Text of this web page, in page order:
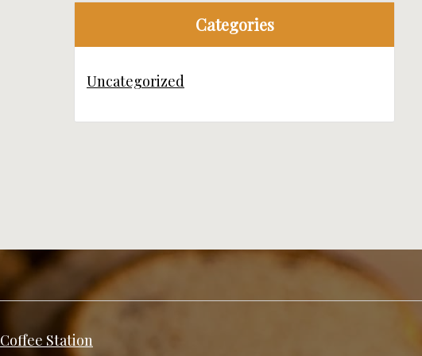
Categories
Uncategorized
Coffee Station